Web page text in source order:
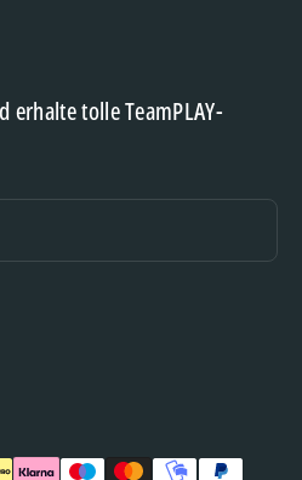
erhalte tolle TeamPLAY-